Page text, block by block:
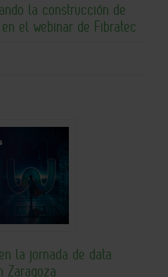
la construcción de
el webinar de Fibratec
la jornada de data
Zaragoza